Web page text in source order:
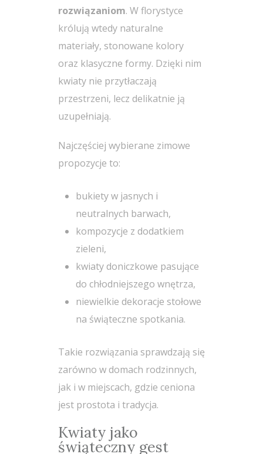
rozwiązaniom. W florystyce
królują wtedy naturalne
materiały, stonowane kolory
oraz klasyczne formy. Dzięki nim
kwiaty nie przytłaczają
przestrzeni, lecz delikatnie ją
uzupełniają.
Najczęściej wybierane zimowe
propozycje to:
bukiety w jasnych i
neutralnych barwach,
kompozycje z dodatkiem
zieleni,
kwiaty doniczkowe pasujące
do chłodniejszego wnętrza,
niewielkie dekoracje stołowe
na świąteczne spotkania.
Takie rozwiązania sprawdzają się
zarówno w domach rodzinnych,
jak i w miejscach, gdzie ceniona
jest prostota i tradycja.
Kwiaty jako
świąteczny gest